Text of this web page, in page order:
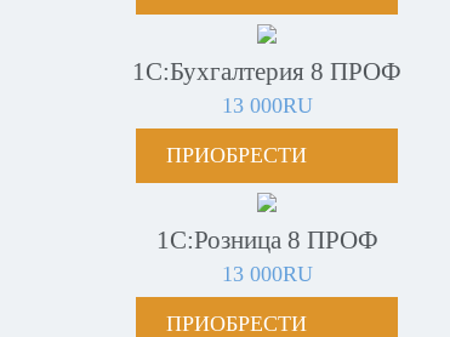
1С:Бухгалтерия 8 ПРОФ
13 000RU
ПРИОБРЕСТИ
1С:Розница 8 ПРОФ
13 000RU
ПРИОБРЕСТИ